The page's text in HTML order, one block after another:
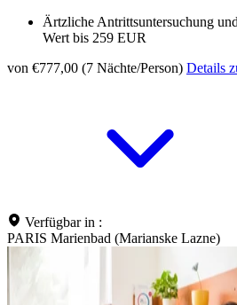
Ärtzliche Antrittsuntersuchung
Wert bis 259 EUR
von €777,00 (7 Nächte/Person) Details
Verfügbar in :
PARIS Marienbad (Marianske Lazne)